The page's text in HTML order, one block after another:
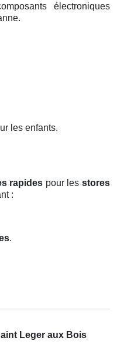
électroniques
les enfants.
rapides pour lesstores
:
.
Leger aux Bois